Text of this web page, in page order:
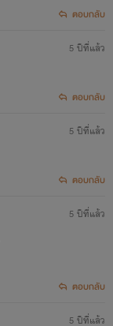
ตอบกลับ
5 ปีที่แล้ว
ตอบกลับ
5 ปีที่แล้ว
ตอบกลับ
5 ปีที่แล้ว
ตอบกลับ
5 ปีที่แล้ว